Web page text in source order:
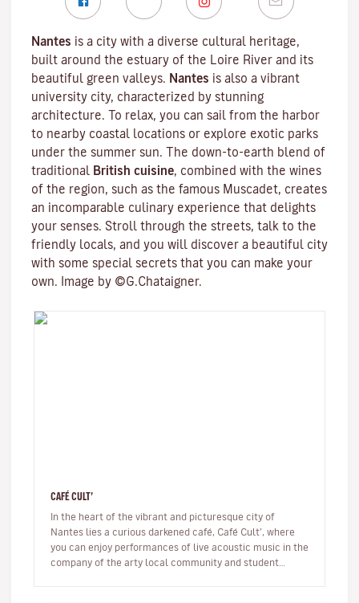
Nantes is a city with a diverse cultural heritage,
built around the estuary of the Loire River and its
beautiful green valleys. Nantes is also a vibrant
university city, characterized by stunning
architecture. To relax, you can sail from the harbor
to nearby coastal locations or explore exotic parks
under the summer sun. The down-to-earth blend of
traditional British cuisine, combined with the wines
of the region, such as the famous Muscadet, creates
an incomparable culinary experience that delights
your senses. Stroll through the streets, talk to the
friendly locals, and you will discover a beautiful city
with some special secrets that you can make your
own. Image by ©G.Chataigner.
CAFÉ CULT’
In the heart of the vibrant and picturesque city of
Nantes lies a curious darkened café, Café Cult’, where
you can enjoy performances of live acoustic music in the
company of the arty local community and student